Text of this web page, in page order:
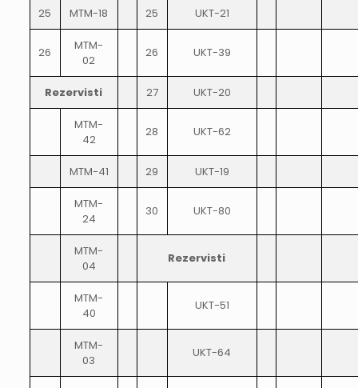
25 MTM-18 25 UKT-21
26
MTM-
02
26 UKT-39
Rezervisti 27 UKT-20
MTM-
42
28 UKT-62
MTM-41 29 UKT-19
MTM-
24
30 UKT-80
MTM-
04
Rezervisti
MTM-
40
UKT-51
MTM-
03
UKT-64